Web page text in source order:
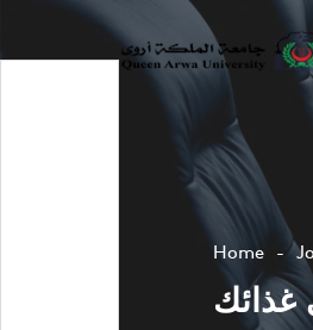
Home
غذائك